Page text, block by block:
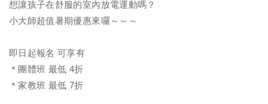
想讓孩子在舒服的室內放電運動嗎？
小大師超值暑期優惠來囉～～～
即日起報名 可享有
＊團體班 最低 4折
＊家教班 最低 7折